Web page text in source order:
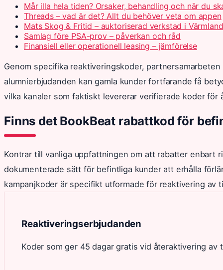
Mår illa hela tiden? Orsaker, behandling och när du
Threads – vad är det? Allt du behöver veta om appen
Mats Skog & Fritid – auktoriserad verkstad i Värmland
Samlag före PSA-prov – påverkan och råd
Finansiell eller operationell leasing – jämförelse
Genom specifika reaktiveringskoder,
alumnierbjudanden kan gamla kunder fortfarande få
vilka kanaler som faktiskt levererar verifierade koder för
Finns det BookBeat rabattkod för
Kontrar till vanliga uppfattningen om att rabatter enbart
dokumenterade sätt för befintliga kunder att erhålla
kampanjkoder är specifikt utformade för reaktivering av
Reaktiveringserbjudanden
Koder som ger 45 dagar gratis vid återaktivering av